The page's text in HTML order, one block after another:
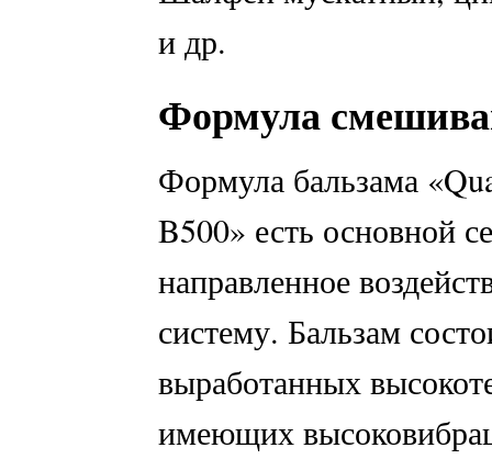
и др.
Формула
Формула бальзама
B500» есть основной
направленное
систему. Бальзам
выработанных
имеющих